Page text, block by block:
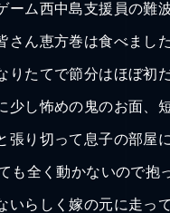
ーム西中島支援員の難
さん恵方巻は食べまし
りたてで節分はほぼ初
少し怖めの鬼のお面、
り切って息子の部屋
も全く動かないので抱
いらしく嫁の元に走っ